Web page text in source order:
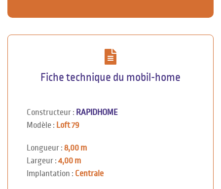
Fiche technique du mobil-home
Constructeur : RAPIDHOME
Modèle : Loft 79
Longueur : 8,00 m
Largeur : 4,00 m
Implantation : Centrale